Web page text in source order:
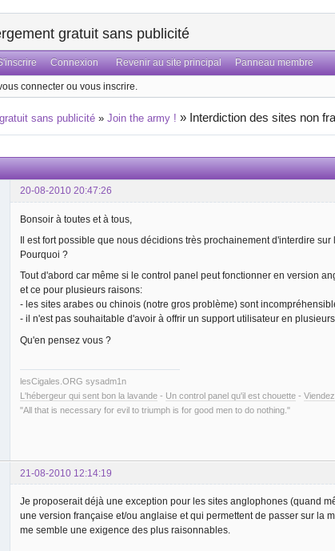
gratuit sans publicité
Connexion Revenir au site principal Panneau membre
connecter ou vous inscrire.
sans publicité »Join the army ! » Interdiction des sites non
20-08-2010 20:47:26
Bonsoir à toutes et à tous,
Il est fort possible que nous décidions très prochainement d'interdire
Pourquoi ?
Tout d'abord car même si le control panel peut fonctionner en version
et ce pour plusieurs raisons:
- les sites arabes ou chinois (notre gros problème) sont
- il n'est pas souhaitable d'avoir à offrir un support utilisateur en
Qu'en pensez vous ?
lesCigales.ORG sysadm1n
L'hébergeur qui sent bon la lavande - Un control panel qu'il est chouette -
"All that is necessary for evil to triumph is for good men to do nothing."
21-08-2010 12:14:19
Je proposerait déjà une exception pour les sites anglophones (quand
une version française et/ou anglaise et qui permettent de passer sur la
me semble une exigence des plus raisonnables.